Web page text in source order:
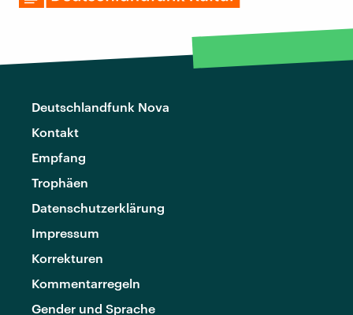
Deutschlandfunk Nova
Kontakt
Empfang
Trophäen
Datenschutzerklärung
Impressum
Korrekturen
Kommentarregeln
Gender und Sprache